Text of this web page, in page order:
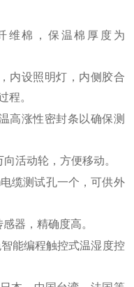
维棉，保温棉厚度为
内设照明灯，内侧胶合
程。
高涨性密封条以确保测
活动轮，方便移动。
电缆测试孔一个，可供外
器，精确度高。
能编程触控式温湿度控